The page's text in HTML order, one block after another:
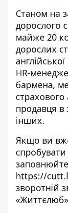
Станом на
дорослого
майже 20
дорослих
HR-
бармена,
продавця в
інших.
Якщо ви
https://
зворотній